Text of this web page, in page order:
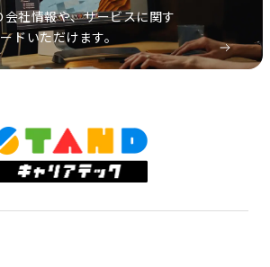
社情報や、サービスに関す
ドいただけます。